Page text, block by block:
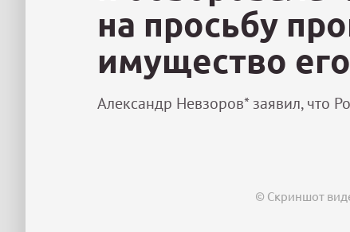
на просьбу
имущество
Александр Невзоров* заявил, что
© Скриншот